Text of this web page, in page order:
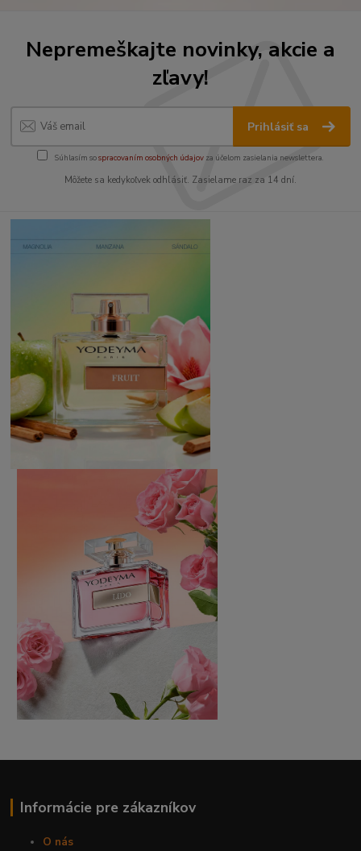
Nepremeškajte novinky, akcie a
zľavy!
Prihlásiť sa
Súhlasím sospracovaním osobných údajov za účelom zasielania newslettera.
Môžete sa kedykoľvek odhlásiť. Zasielame raz za 14 dní.
Informácie pre zákazníkov
O nás